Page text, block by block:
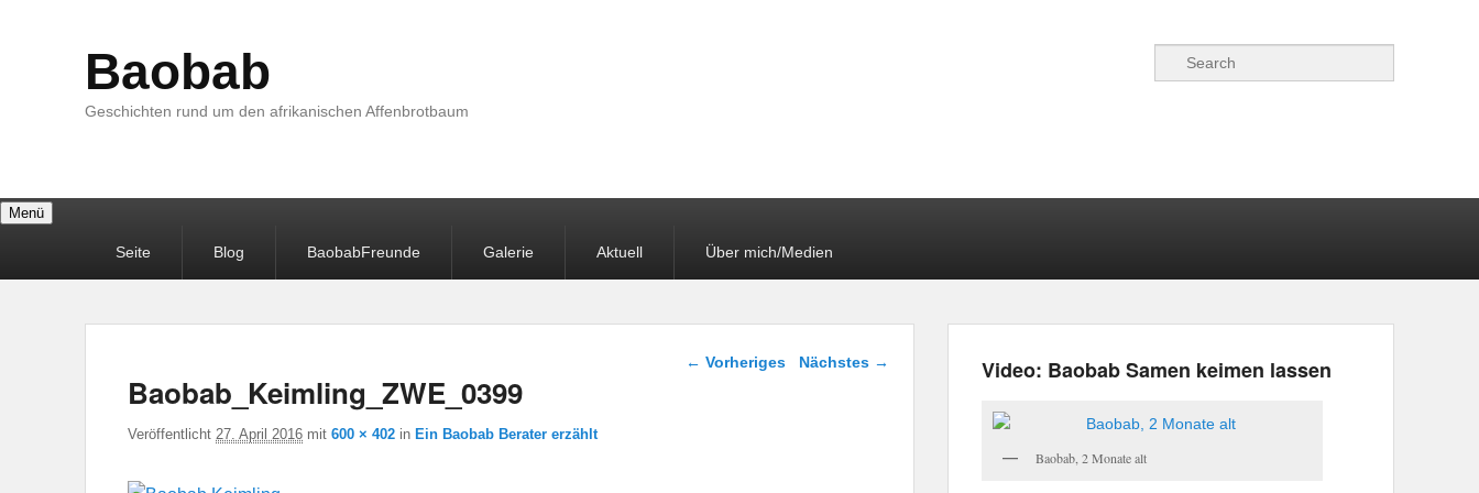
Baobab
Geschichten rund um den afrikanischen Affenbrotbaum
Suchen
Menü
Seite Blog BaobabFreunde Galerie Aktuell Über mich/Medien
Bilder-Navigation
← Vorheriges Nächstes →
Baobab_Keimling_ZWE_0399
Veröffentlicht 27. April 2016 mit 600 × 402 in Ein Baobab Berater erzählt
Video: Baobab Samen keimen lassen
Baobab, 2 Monate alt